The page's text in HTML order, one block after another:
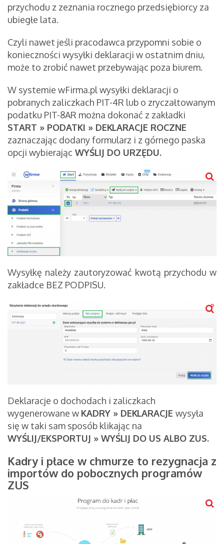
przychodu z zeznania rocznego przedsiębiorcy za
ubiegłe lata.
Czyli nawet jeśli pracodawca przypomni sobie o
konieczności wysyłki deklaracji w ostatnim dniu,
może to zrobić nawet przebywając poza biurem.
W systemie wFirma.pl wysyłki deklaracji o
pobranych zaliczkach PIT-4R lub o zryczałtowanym
podatku PIT-8AR można dokonać z zakładki
START » PODATKI » DEKLARACJE ROCZNE
zaznaczając dodany formularz i z górnego paska
opcji wybierając WYŚLIJ DO URZĘDU.
Wysyłkę należy zautoryzować kwotą przychodu w
zakładce BEZ PODPISU.
Deklaracje o dochodach i zaliczkach
wygenerowane w KADRY » DEKLARACJE wysyła
się w taki sam sposób klikając na
WYŚLIJ/EKSPORTUJ » WYŚLIJ DO US ALBO ZUS.
Kadry i płace w chmurze to rezygnacja z
importów do pobocznych programów
ZUS